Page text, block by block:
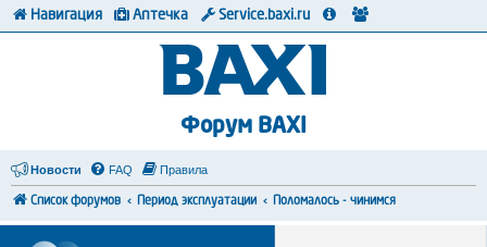
Форум BAXI
Новости FAQ Правила
Список форумов Период эксплуатации Поломалось - чинимся
Навигация Аптечка Service.baxi.ru